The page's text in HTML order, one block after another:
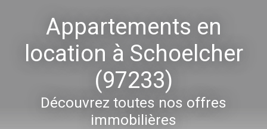
Estimation 05 96 10 62 21
Appartements en
location à Schoelcher
(97233)
Découvrez toutes nos offres
immobilières